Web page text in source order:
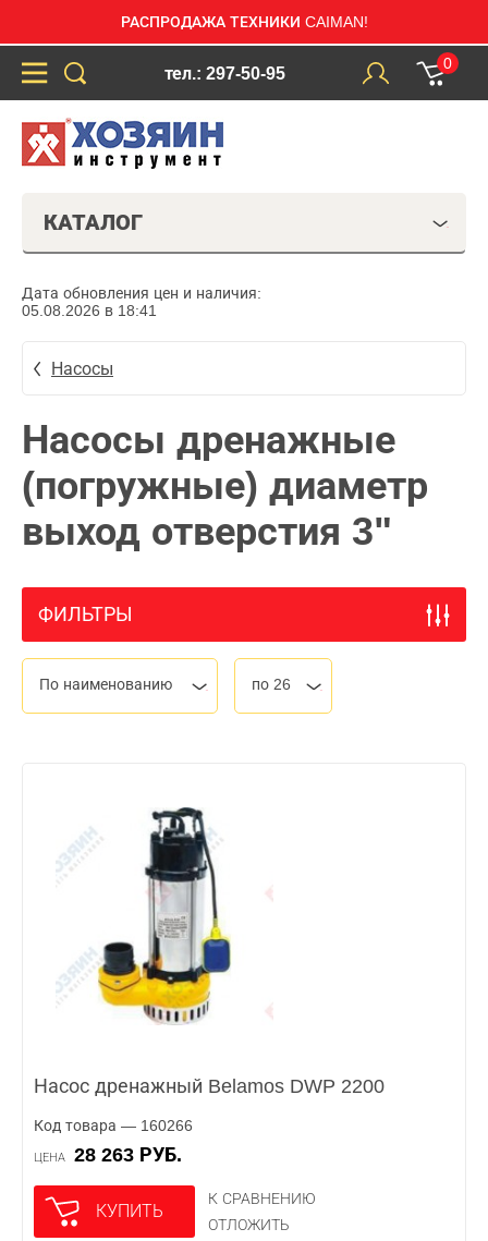
РАСПРОДАЖА ТЕХНИКИ CAIMAN!
тел.: 297-50-95
0
КАТАЛОГ
Дата обновления цен и наличия:
05.08.2026 в 18:41
Насосы
Насосы дренажные
(погружные) диаметр
выход отверстия 3"
ФИЛЬТРЫ
По наименованию по 26
Насос дренажный Belamos DWP 2200
Код товара — 160266
ЦЕНА 28 263 РУБ.
КУПИТЬ
К СРАВНЕНИЮ
ОТЛОЖИТЬ